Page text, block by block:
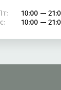
10:00 —
10:00 —